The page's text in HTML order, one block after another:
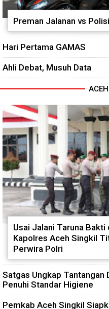
Preman Jalanan vs Polisi
Hari Pertama GAMAS
Ahli Debat, Musuh Data
Usai Jalani Taruna Bakti
Kapolres Aceh Singkil
Perwira Polri
Satgas Ungkap Tantangan
Penuhi Standar Higiene
Pemkab Aceh Singkil